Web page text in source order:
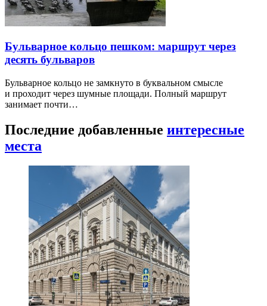
Бульварное кольцо пешком: маршрут через
десять бульваров
Бульварное кольцо не замкнуто в буквальном смысле
и проходит через шумные площади. Полный маршрут
занимает почти…
Последние добавленные интересные
места